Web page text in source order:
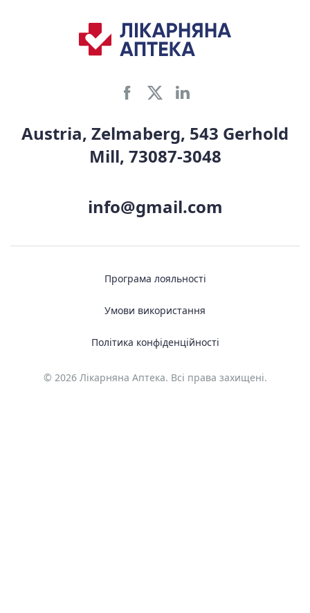
Austria, Zelmaberg, 543 Gerhold
Mill, 73087-3048
info@gmail.com
© 2026 Лікарняна Аптека. Всі права захищені.
Програма лояльності
Умови використання
Політика конфіденційності